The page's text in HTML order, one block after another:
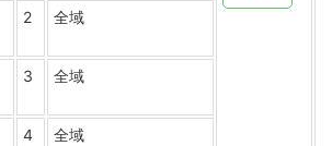
2 全域
3 全域
4 全域